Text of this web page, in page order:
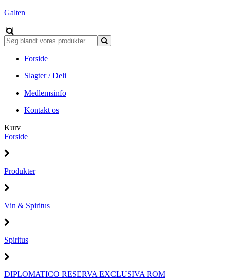
Galten
Forside
Slagter / Deli
Medlemsinfo
Kontakt os
Kurv
Forside
Produkter
Vin & Spiritus
Spiritus
DIPLOMATICO RESERVA EXCLUSIVA ROM